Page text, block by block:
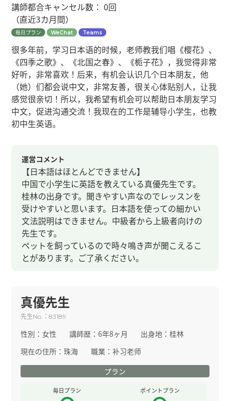
講師都合キャンセル数：0回
（直近3カ月間）
毎日プラン WeChat Teams
很多年前，学习日本语的时候，老师教我们唱《樱花》、
《四季之歌》、《北国之春》、《栀子花》，我觉得非常
好听，非常喜欢！后来，有机会认识几个日本朋友，他
（她）们都会说中文，非常友善，很关心体贴别人，让我
感觉很亲切！所以，我希望有机会可以帮助日本朋友学习
中文，促进沟通交流！我现在的工作是辅导小学生，也教
初中生英语。
運営コメント
【日本語はほとんどできません】
中国で小学生に英語を教えている真優先生です。
桂林の出身です。聞きやすい声なのでレッスンを
受けやすいと思います。日本語を使っての細かい
文法説明はできません。中級者から上級者向けの
先生です。
ペットを飼っているので時々鳴き声が聞こえるこ
とがあります。ご了承ください。
真優先生
先生No. ：83189
性別：女性 講師歴：6年8ヶ月 出身地：桂林
現在の住所：珠海 職業：补习老师
プラン
毎日プラン ポイントプラン